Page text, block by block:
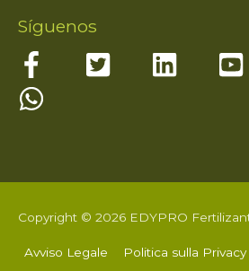
Síguenos
Copyright © 2026 EDYPRO
Avviso Legale Politica sulla Privacy